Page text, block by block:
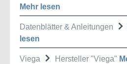
Mehr lesen
Datenblätter & Anleitungen
lesen
Viega Hersteller "Viega"